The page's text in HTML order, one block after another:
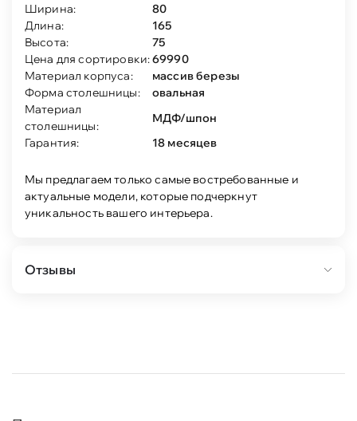
Ширина:
80
Длина:
165
Высота:
75
Цена для сортировки:69990
Материал корпуса:
массив березы
Форма столешницы:
овальная
Материал
столешницы:
МДФ/шпон
Гарантия:
18 месяцев
Мы предлагаем только самые востребованные и
актуальные модели, которые подчеркнут
уникальность вашего интерьера.
Отзывы